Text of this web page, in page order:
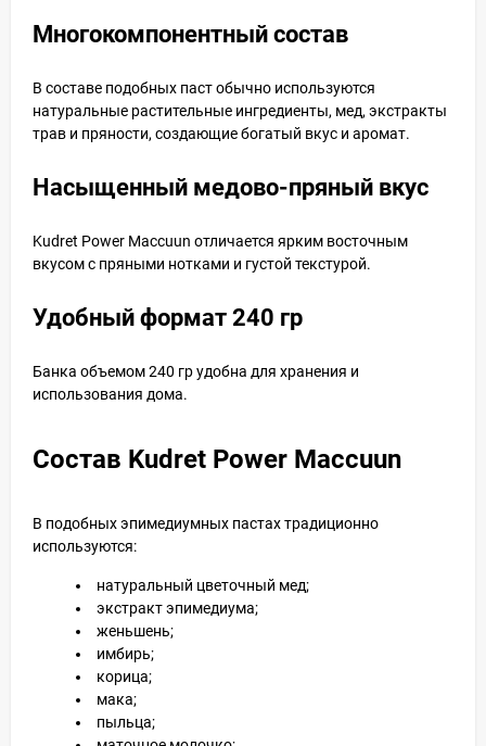
Многокомпонентный состав
В составе подобных паст обычно используются
натуральные растительные ингредиенты, мед, экстракты
трав и пряности, создающие богатый вкус и аромат.
Насыщенный медово-пряный вкус
Kudret Power Maccuun отличается ярким восточным
вкусом с пряными нотками и густой текстурой.
Удобный формат 240 гр
Банка объемом 240 гр удобна для хранения и
использования дома.
Состав Kudret Power Maccuun
В подобных эпимедиумных пастах традиционно
используются:
натуральный цветочный мед;
экстракт эпимедиума;
женьшень;
имбирь;
корица;
мака;
пыльца;